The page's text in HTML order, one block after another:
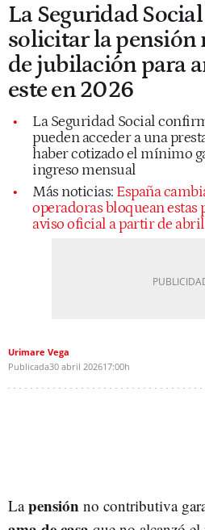
La Seguridad
solicitar la
de jubilación para
este en 2026
La Seguridad Social
pueden acceder a una
haber cotizado el mínimo
ingreso mensual
Más noticias: España
operadoras bloquean estas
aviso oficial a partir de abril
Urimare Vega
Publicada30 abril 202617:00h
Lapensión no contributiva